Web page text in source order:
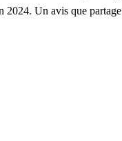
Un avis que